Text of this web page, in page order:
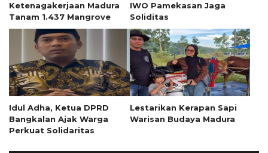
Ketenagakerjaan Madura
Tanam 1.437 Mangrove
IWO Pamekasan Jaga
Soliditas
Idul Adha, Ketua DPRD
Bangkalan Ajak Warga
Perkuat Solidaritas
Lestarikan Kerapan Sapi
Warisan Budaya Madura